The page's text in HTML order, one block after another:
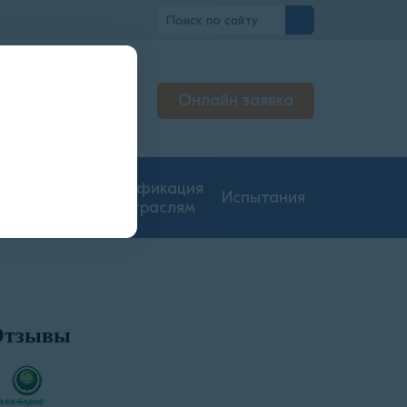
Онлайн заявка
Сертификация
по отраслям
Испытания